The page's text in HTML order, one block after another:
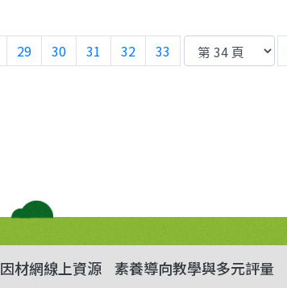
29 30 31 32 33
因材網線上資源 素養導向教學與多元評量